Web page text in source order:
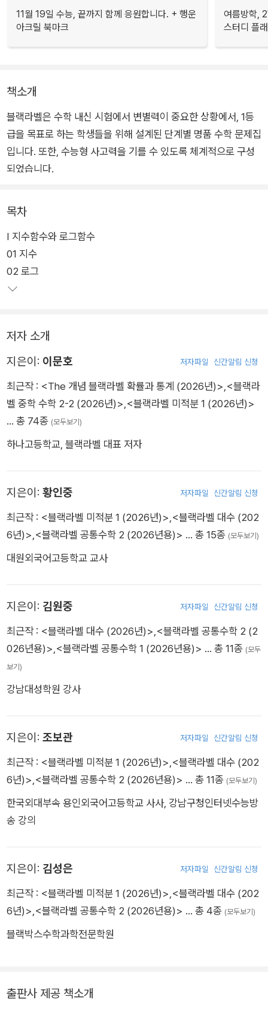
11월 19일 수능, 끝까지 함께 응원합니다. + 행운
아크릴 북마크
여름방학,
스터디 플
책소개
블랙라벨은 수학 내신 시험에서 변별력이 중요한 상황에서, 1등
급을 목표로 하는 학생들을 위해 설계된 단계별 명품 수학 문제집
입니다. 또한, 수능형 사고력을 기를 수 있도록 체계적으로 구성
되었습니다.
목차
Ⅰ 지수함수와 로그함수
01 지수
02 로그
저자 소개
지은이: 이문호 저자파일 신간알림 신청
최근작 : <The 개념 블랙라벨 확률과 통계 (2026년)> <블랙라
벨 중학 수학 2-2 (2026년)> <블랙라벨 미적분 1 (2026년)>
… 총 74종 (모두보기)
하나고등학교, 블랙라벨 대표 저자
지은이: 황인중 저자파일 신간알림 신청
최근작 : <블랙라벨 미적분 1 (2026년)> <블랙라벨 대수 (202
6년)> <블랙라벨 공통수학 2 (2026년용)> … 총 15종 (모두보기)
대원외국어고등학교 교사
지은이: 김원중 저자파일 신간알림 신청
최근작 : <블랙라벨 대수 (2026년)> <블랙라벨 공통수학 2 (2
026년용)> <블랙라벨 공통수학 1 (2026년용)> … 총 11종 (모두
보기)
강남대성학원 강사
지은이: 조보관 저자파일 신간알림 신청
최근작 : <블랙라벨 미적분 1 (2026년)> <블랙라벨 대수 (202
6년)> <블랙라벨 공통수학 2 (2026년용)> … 총 11종 (모두보기)
한국외대부속 용인외국어고등학교 사사, 강남구청인터넷수능방
송 강의
지은이: 김성은 저자파일 신간알림 신청
최근작 : <블랙라벨 미적분 1 (2026년)> <블랙라벨 대수 (202
6년)> <블랙라벨 공통수학 2 (2026년용)> … 총 4종 (모두보기)
블랙박스수학과학전문학원
출판사 제공 책소개